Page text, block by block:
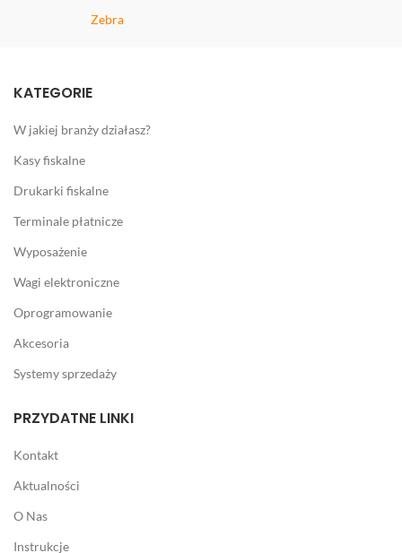
Zebra
KATEGORIE
W jakiej branży działasz?
Kasy fiskalne
Drukarki fiskalne
Terminale płatnicze
Wyposażenie
Wagi elektroniczne
Oprogramowanie
Akcesoria
Systemy sprzedaży
PRZYDATNE LINKI
Kontakt
Aktualności
O Nas
Instrukcje